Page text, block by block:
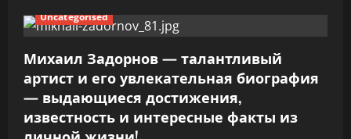
з
а
п
и
Uncategorised
Михаил Задорнов — талантливый
артист и его увлекательная биография
— выдающиеся достижения,
известность и интересные факты из